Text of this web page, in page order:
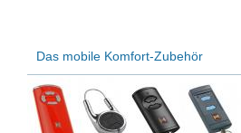
Das mobile Komfort-Zubehör